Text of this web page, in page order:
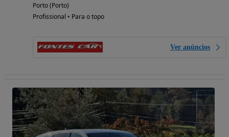
Porto (Porto)
Profissional • Para o topo
Ver anúncios